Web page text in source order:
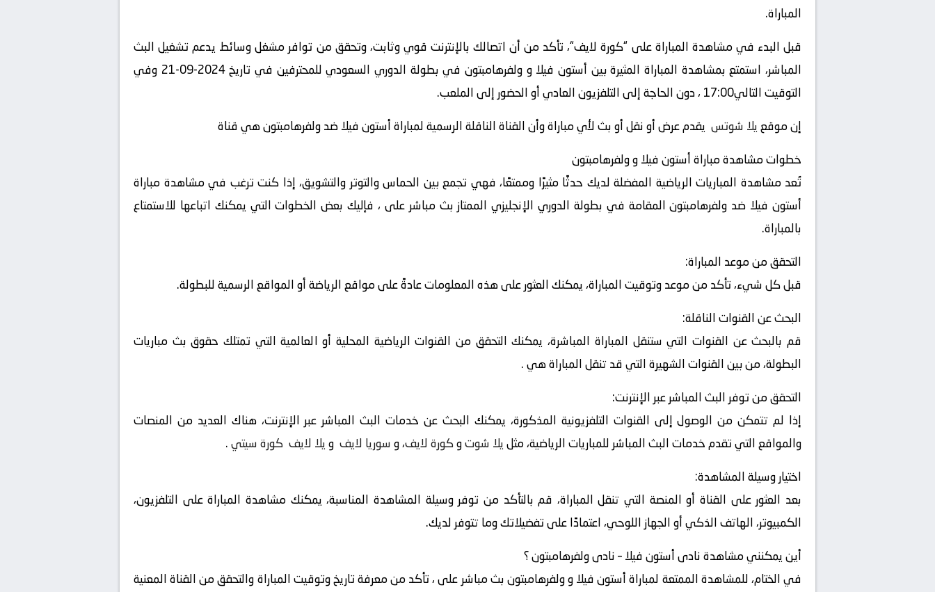
المباراة.
قبل البدء في مشاهدة المباراة على “كورة لايف“، تأكد من أن اتصالك بالإنترنت قوي وثابت، وتحقق من توافر مشغل وسائط يدعم تشغيل البث
المباشر، استمتع بمشاهدة المباراة المثيرة بين أستون فيلا و ولفرهامبتون في بطولة الدوري السعودي للمحترفين في تاريخ 2024-09-21 وفي
التوقيت التالي17:00 ، دون الحاجة إلى التلفزيون العادي أو الحضور إلى الملعب.
إن موقعيلا شوتس يقدم عرض أو نقل أو بث لأي مباراة وأن القناة الناقلة الرسمية لمباراة أستون فيلا ضد ولفرهامبتون هي قناة
خطوات مشاهدة مباراة أستون فيلا و ولفرهامبتون
تُعد مشاهدة المباريات الرياضية المفضلة لديك حدثًا مثيرًا وممتعًا، فهي تجمع بين الحماس والتوتر والتشويق، إذا كنت ترغب في مشاهدة مباراة
أستون فيلا ضد ولفرهامبتون المقامة في بطولة الدوري الإنجليزي الممتاز بث مباشر على ، فإليك بعض الخطوات التي يمكنك اتباعها للاستمتاع
بالمباراة.
التحقق من موعد المباراة:
قبل كل شيء، تأكد من موعد وتوقيت المباراة، يمكنك العثور على هذه المعلومات عادةً على مواقع الرياضة أو المواقع الرسمية للبطولة.
البحث عن القنوات الناقلة:
قم بالبحث عن القنوات التي ستنقل المباراة المباشرة، يمكنك التحقق من القنوات الرياضية المحلية أو العالمية التي تمتلك حقوق بث مباريات
البطولة، من بين القنوات الشهيرة التي قد تنقل المباراة هي .
التحقق من توفر البث المباشر عبر الإنترنت:
إذا لم تتمكن من الوصول إلى القنوات التلفزيونية المذكورة، يمكنك البحث عن خدمات البث المباشر عبر الإنترنت، هناك العديد من المنصات
والمواقع التي تقدم خدمات البث المباشر للمباريات الرياضية، مثليلا شوتوكورة لايف، وسوريا لايف ويلا لايف كورة سيتي.
اختيار وسيلة المشاهدة:
بعد العثور على القناة أو المنصة التي تنقل المباراة، قم بالتأكد من توفر وسيلة المشاهدة المناسبة، يمكنك مشاهدة المباراة على التلفزيون،
الكمبيوتر، الهاتف الذكي أو الجهاز اللوحي، اعتمادًا على تفضيلاتك وما تتوفر لديك.
أين يمكنني مشاهدة ‎نادى أستون فيلا – نادى ولفرهامبتون ؟
في الختام، للمشاهدة الممتعة لمباراة أستون فيلا و ولفرهامبتون بث مباشر على ، تأكد من معرفة تاريخ وتوقيت المباراة والتحقق من القناة المعنية